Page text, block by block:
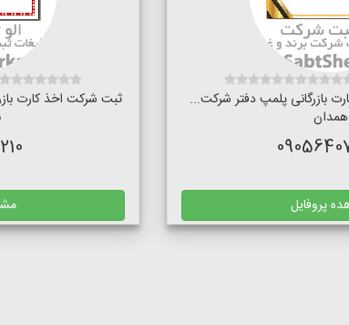
بازرگانی پلمپ دفتر شرکت...
همدان
پروفایل
ثبت شرکت اخذ کارت